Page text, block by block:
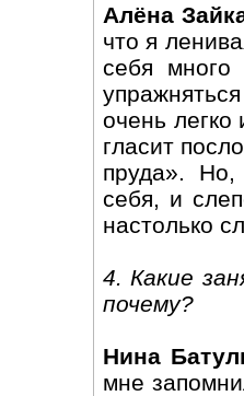
Алёна
что я
себя
очень
гласит
пруда».
себя, и
настолько
4. Какие
почему?
Нина
мне